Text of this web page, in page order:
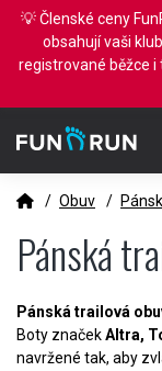
/ Obuv /
Pánská
Pánská trailová
Boty značekAltra,
navržené tak, aby
💡 Členské ceny
obsahují vaši
registrované běžce